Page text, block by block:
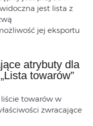
jest lista z
jej eksportu
atrybuty dla
towarów”
towarów w
zwracające